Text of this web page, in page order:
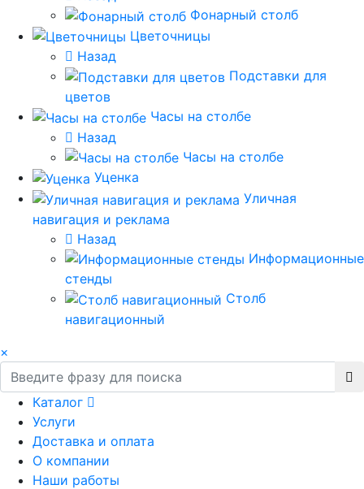
Фонарный столб
Цветочницы
Назад
Подставки для
цветов
Часы на столбе
Назад
Часы на столбе
Уценка
Уличная
навигация и реклама
Назад
Информационные
стенды
Столб
навигационный
×
Каталог
Услуги
Доставка и оплата
О компании
Наши работы